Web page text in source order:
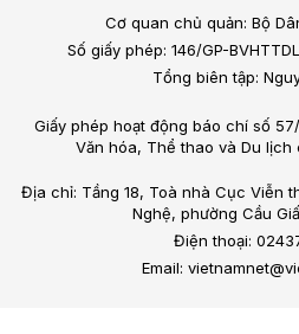
Cơ quan chủ quản: Bộ
Số giấy phép: 146/GP-
Tổng biên tập:
Giấy phép hoạt động báo chí số
Văn hóa, Thể thao và Du lịch
Địa chỉ: Tầng 18, Toà nhà Cục Viễn
Nghệ, phường Cầu
Điện thoại:
Email: